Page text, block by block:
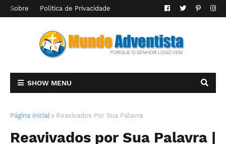
Sobre Politica de Privacidade
SHOW MENU
Página inicial Reavivados Por Sua Palavra
Reavivados por Sua Palavra |